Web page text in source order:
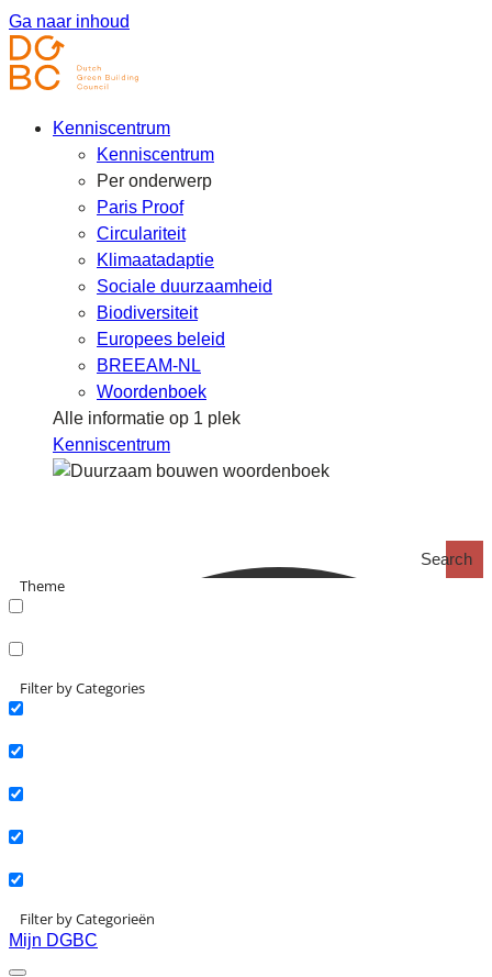
Ga naar inhoud
Kenniscentrum
Kenniscentrum
Per onderwerp
Paris Proof
Circulariteit
Klimaatadaptie
Sociale duurzaamheid
Biodiversiteit
Europees beleid
BREEAM-NL
Woordenboek
Alle informatie op 1 plek
Kenniscentrum
Search
Theme
Filter by Categories
Filter by Categorieën
Mijn DGBC